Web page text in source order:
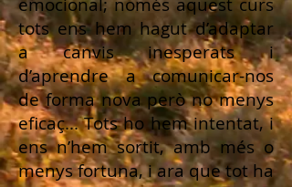
tots ens hem hagut d’adaptar
a canvis inesperats i
d’aprendre a comunicar-nos
de forma nova però no menys
eficaç... Tots ho hem intentat, i
ens n’hem sortit, amb més o
menys fortuna, i ara que tot ha